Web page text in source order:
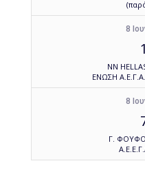
8
1
NN
ΕΝΩΣΗ
8
Γ.